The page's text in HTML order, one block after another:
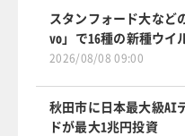
スタンフォード大など
vo」で16種の新種ウイ
2026/08/08 09:00
秋田市に日本最大級AI
ドが最大1兆円投資